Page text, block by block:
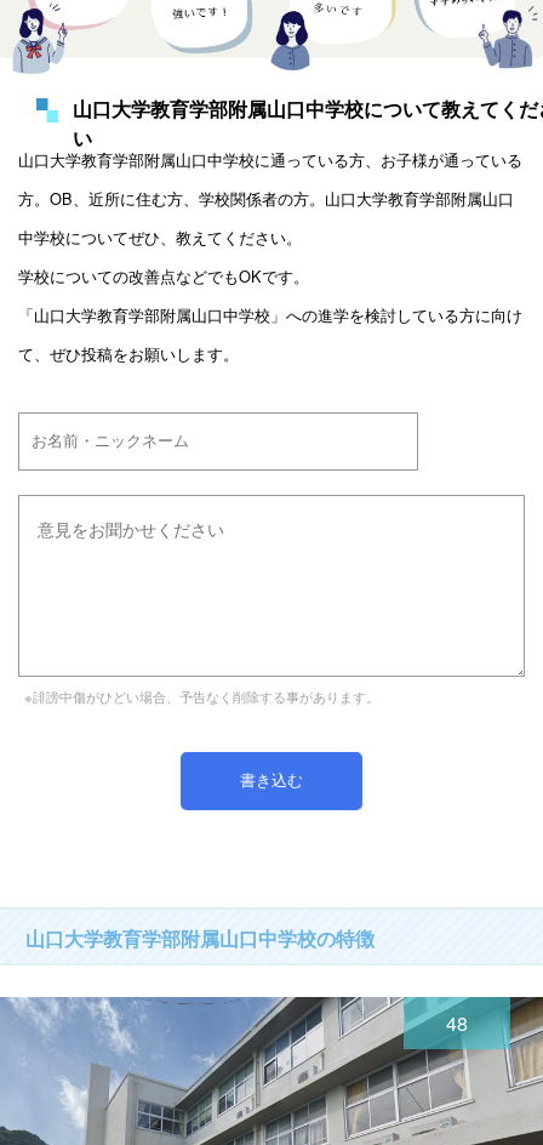
山口大学教育学部附属山口中学校について教えてく
い
山口大学教育学部附属山口中学校に通っている方、お子様が通っている
方。OB、近所に住む方、学校関係者の方。山口大学教育学部附属山口
中学校についてぜひ、教えてください。
学校についての改善点などでもOKです。
「山口大学教育学部附属山口中学校」への進学を検討している方に向け
て、ぜひ投稿をお願いします。
※誹謗中傷がひどい場合、予告なく削除する事があります。
山口大学教育学部附属山口中学校の特徴
48